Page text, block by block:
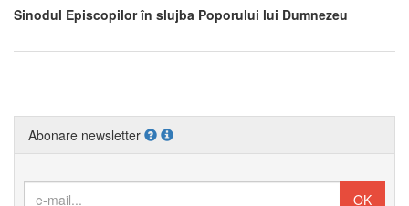
Sinodul Episcopilor în slujba Poporului lui Dumnezeu
Abonare newsletter